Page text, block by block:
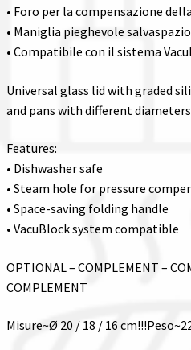
• Foro per la compensazione
• Maniglia pieghevole salvaspazio
• Compatibile con il sistema
Universal glass lid with graded
and pans with different
Features:
• Dishwasher safe
• Steam hole for pressure
• Space-saving folding handle
• VacuBlock system compatible
OPTIONAL – COMPLEMENT –
COMPLEMENT
Misure~Ø 20 / 18 / 16